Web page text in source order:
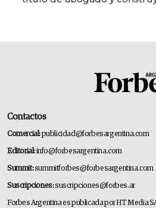
Contactos
Comercial:publicidad@forbesargentina.com
Editorial:info@forbesargentina.com
Summit:summitforbes@forbesargentina.com
Suscripciones:suscripciones@forbes.ar
Forbes Argentina es publicada por HT Media